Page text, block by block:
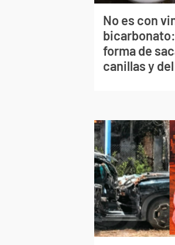
No es con
bicarbonato:
forma de
canillas y